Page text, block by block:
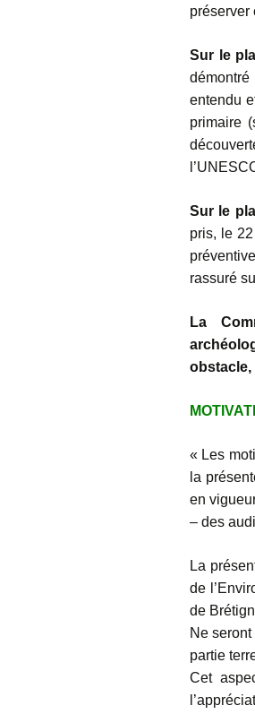
préserver
Sur le
entendu
primaire
Sur le
pris, le
rassuré
La
obstacle,
« Les
la
en
– des
La
de
de
Ne
partie
Cet